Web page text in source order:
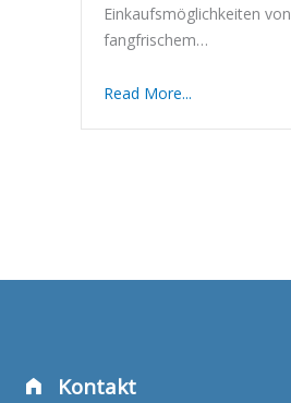
Einkaufsmöglichkeiten von
fangfrischem…
Read More...
Kontakt